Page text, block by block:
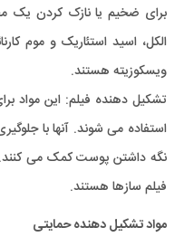
برای ضخیم یا نازک کردن یک
الکل، اسید استئاریک و موم
ویسکوزیته هستند.
تشکیل دهنده فیلم: این
استفاده می شوند. آنها با
نگه داشتن پوست کمک می کنند.
فیلم سازها هستند.
مواد تشکیل دهنده حمایتی